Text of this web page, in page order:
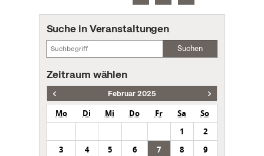
Suche in Veranstaltungen
Suchen
Zeitraum wählen
Februar 2025
Mo Di Mi Do Fr Sa
So
1
2
3
4 5 6 7 8
9